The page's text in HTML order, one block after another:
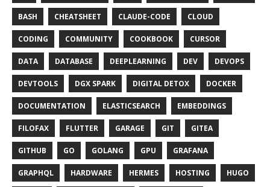
BASH CHEATSHEET CLAUDE-CODE CLOUD
CODING COMMUNITY COOKBOOK CURSOR
DATA DATABASE DEEPLEARNING DEV DEVOPS
DEVTOOLS DGX SPARK DIGITAL DETOX DOCKER
DOCUMENTATION ELASTICSEARCH EMBEDDINGS
FILOFAX FLUTTER GARAGE GIT GITEA
GITHUB GO GOLANG GPU GRAFANA
GRAPHQL HARDWARE HERMES HOSTING HUGO